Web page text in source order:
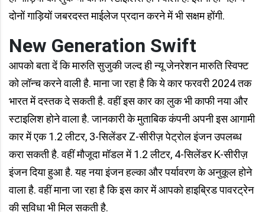
दोनों गाड़ियों जबरदस्त माईलेज प्रदान करने में भी सक्षम होंगी.
New Generation Swift
आपको बता दें कि मारुति सुजुकी जल्द ही न्यू जेनरेशन मारुति स्विफ्ट
को लॉन्च करने वाली है. माना जा रहा है कि ये कार फरवरी 2024 तक
भारत में दस्तक दे सकती है. वहीं इस कार का लुक भी काफी नया और
स्टाइलिश होने वाला है. जानकारी के मुताबिक कंपनी अपनी इस आगामी
कार में एक 1.2 लीटर, 3-सिलेंडर Z-सीरीज़ पेट्रोल इंजन उपलब्ध
करा सकती है. वहीं मौजूदा मॉडल में 1.2 लीटर, 4-सिलेंडर K-सीरीज़
इंजन दिया हुआ है. यह नया इंजन हल्का और पर्यावरण के अनुकूल होने
वाला है. वहीं माना जा रहा है कि इस कार में आपको हाइब्रिड पावरट्रेन
की सुविधा भी मिल सकती है.